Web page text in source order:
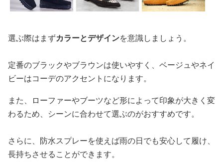
選ぶ際はまずカラーとデザインを意識しましょう。
定番のブラックやブラウンは使いやすく、ベージュやネイ
ビーはコーデのアクセントになります。
また、ローファーやブーツなど形によって印象が大きく変
わるため、シーンに合わせて選ぶのがおすすめです。
さらに、防水スプレーを使えば雨の日でも安心して履け、
長持ちさせることができます。